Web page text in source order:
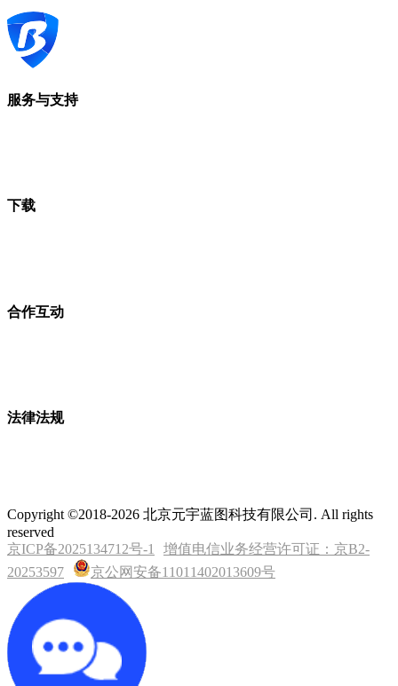
服务与支持
下载
合作互动
法律法规
Copyright ©2018-2026 北京元宇蓝图科技有限公司. All rights
reserved
京ICP备2025134712号-1
增值电信业务经营许可证：京B2-
20253597
京公网安备11011402013609号